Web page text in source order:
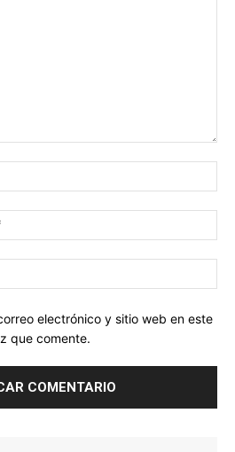
electrónico y sitio web en este
que comente.